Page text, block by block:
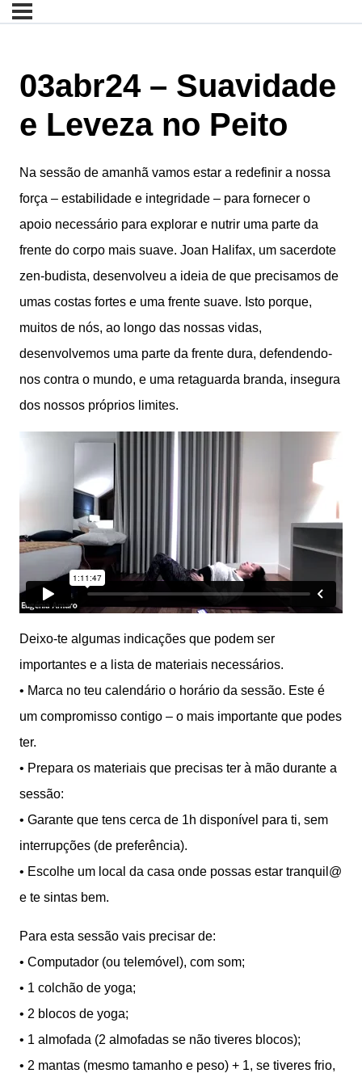
03abr24 – Suavidade
e Leveza no Peito
Na sessão de amanhã vamos estar a redefinir a nossa
força – estabilidade e integridade – para fornecer o
apoio necessário para explorar e nutrir uma parte da
frente do corpo mais suave. Joan Halifax, um sacerdote
zen-budista, desenvolveu a ideia de que precisamos de
umas costas fortes e uma frente suave. Isto porque,
muitos de nós, ao longo das nossas vidas,
desenvolvemos uma parte da frente dura, defendendo-
nos contra o mundo, e uma retaguarda branda, insegura
dos nossos próprios limites.
Deixo-te algumas indicações que podem ser
importantes e a lista de materiais necessários.
•⁠ ⁠Marca no teu calendário o horário da sessão. Este é
um compromisso contigo – o mais importante que podes
ter.
•⁠ ⁠Prepara os materiais que precisas ter à mão durante a
sessão:
•⁠ ⁠Garante que tens cerca de 1h disponível para ti, sem
interrupções (de preferência).
•⁠ ⁠Escolhe um local da casa onde possas estar tranquil@
e te sintas bem.
Para esta sessão vais precisar de:
•⁠ ⁠Computador (ou telemóvel), com som;
•⁠ ⁠1 colchão de yoga;
•⁠ ⁠2 blocos de yoga;
•⁠ ⁠1 almofada (2 almofadas se não tiveres blocos);
•⁠ ⁠2 mantas (mesmo tamanho e peso) + 1, se tiveres frio,